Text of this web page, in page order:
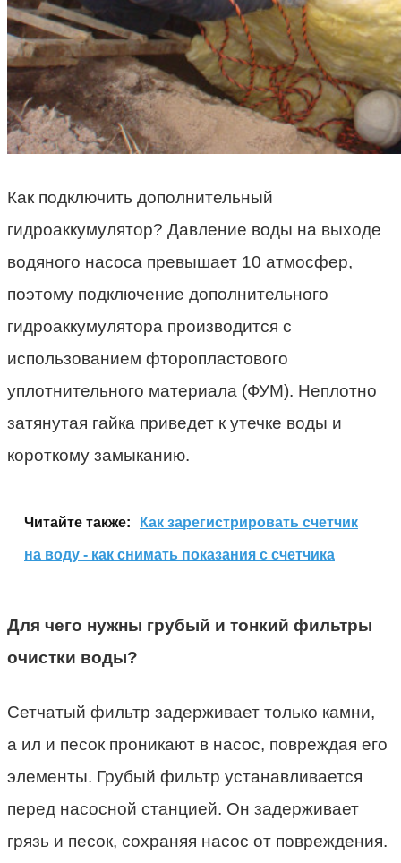
Как подключить дополнительный
гидроаккумулятор? Давление воды на выходе
водяного насоса превышает 10 атмосфер,
поэтому подключение дополнительного
гидроаккумулятора производится с
использованием фторопластового
уплотнительного материала (ФУМ). Неплотно
затянутая гайка приведет к утечке воды и
короткому замыканию.
Читайте также: Как зарегистрировать счетчик
на воду - как снимать показания с счетчика
Для чего нужны грубый и тонкий фильтры
очистки воды?
Сетчатый фильтр задерживает только камни,
а ил и песок проникают в насос, повреждая его
элементы. Грубый фильтр устанавливается
перед насосной станцией. Он задерживает
грязь и песок, сохраняя насос от повреждения.